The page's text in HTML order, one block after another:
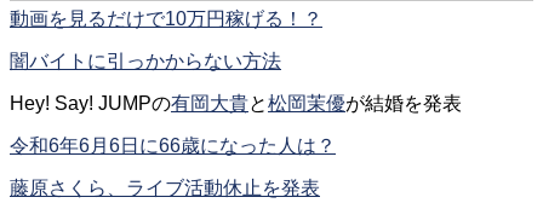
動画を見るだけで10万円稼げる！？
闇バイトに引っかからない方法
Hey! Say! JUMPの有岡大貴と松岡茉優が結婚を発表
令和6年6月6日に66歳になった人は？
藤原さくら、ライブ活動休止を発表